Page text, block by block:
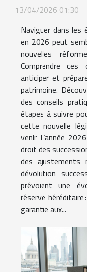
13/04/2026 01:30
Naviguer dans les
en 2026 peut
nouvelles
Comprendre
anticiper et
patrimoine.
des conseils
étapes à suivre
cette nouvelle
venir L’année
droit des
des ajustements
dévolution
prévoient une
réserve
garantie aux...